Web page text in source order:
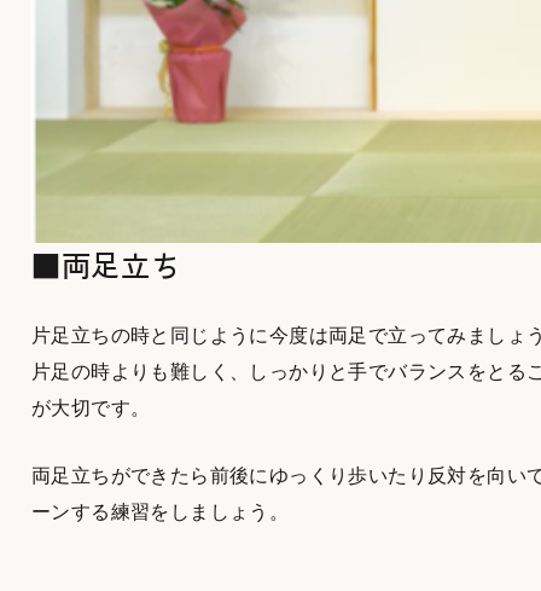
■両足立ち
片足立ちの時と同じように今度は両足で立ってみましょ
片足の時よりも難しく、しっかりと手でバランスをとる
が大切です。
両足立ちができたら前後にゆっくり歩いたり反対を向い
ーンする練習をしましょう。